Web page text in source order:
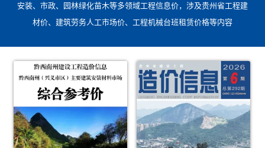
安装、市政、园林绿化苗木等多领域工程信息价，涉及贵州省工程建
材价、建筑劳务人工市场价、工程机械台班租赁价格等内容